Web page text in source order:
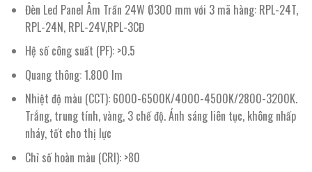
Đèn Led Panel Âm Trần 24W Ø300 mm với 3 mã hàng: RPL-24T,
RPL-24N, RPL-24V,RPL-3CĐ
Hệ số công suất (PF): >0.5
Quang thông: 1.800 lm
Nhiệt độ màu (CCT): 6000-6500K/4000-4500K/2800-3200K.
Trắng, trung tính, vàng, 3 chế độ. Ánh sáng liên tục, không nhấp
nháy, tốt cho thị lực
Chỉ số hoàn màu (CRI): >80